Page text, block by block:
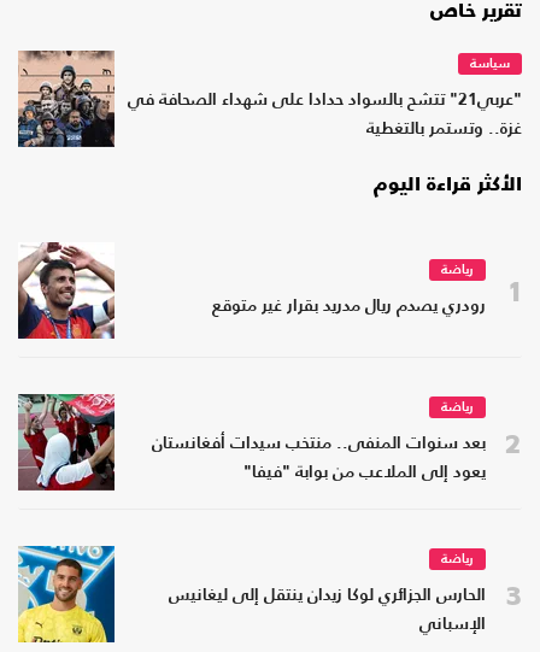
تقرير خاص
سياسة
"عربي21" تتشح بالسواد حدادا على شهداء الصحافة في
غزة.. وتستمر بالتغطية
الأكثر قراءة اليوم
1
رياضة
رودري يصدم ريال مدريد بقرار غير متوقع
2
رياضة
بعد سنوات المنفى.. منتخب سيدات أفغانستان
يعود إلى الملاعب من بوابة "فيفا"
3
رياضة
الحارس الجزائري لوكا زيدان ينتقل إلى ليغانيس
الإسباني